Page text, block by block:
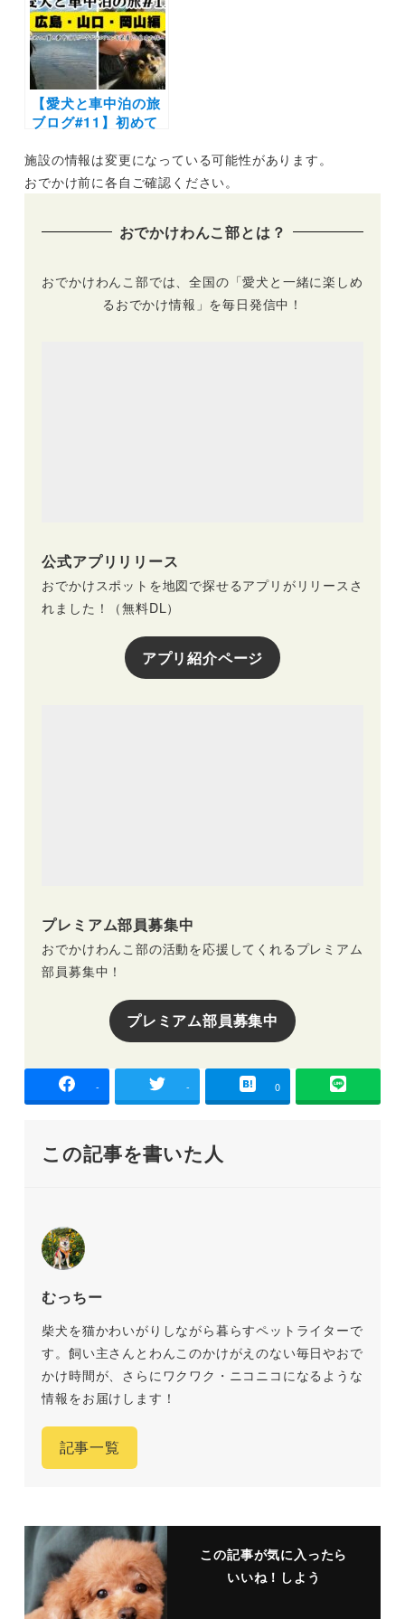
【愛犬と車中泊の旅
ブログ#11】初めて
タブルエアコンの実
力は！？広島・山
施設の情報は変更になっている可能性があります。
おでかけ前に各自ご確認ください。
おでかけわんこ部とは？
おでかけわんこ部では、全国の「愛犬と一緒に楽しめ
るおでかけ情報」を毎日発信中！
公式アプリリリース
おでかけスポットを地図で探せるアプリがリリースさ
れました！（無料DL）
アプリ紹介ページ
プレミアム部員募集中
おでかけわんこ部の活動を応援してくれるプレミアム
部員募集中！
プレミアム部員募集中
- - 0
この記事を書いた人
むっちー
柴犬を猫かわいがりしながら暮らすペットライターで
す。飼い主さんとわんこのかけがえのない毎日やおで
かけ時間が、さらにワクワク・ニコニコになるような
情報をお届けします！
記事一覧
この記事が気に入ったら
いいね！しよう